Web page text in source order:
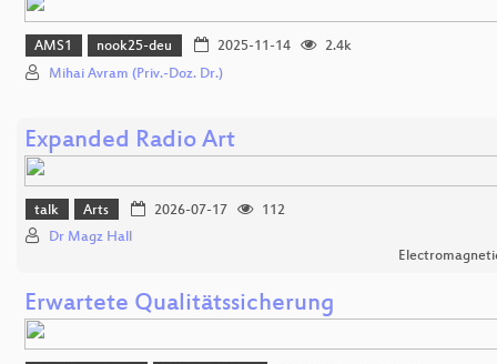
AMS1 nook25-deu 2025-11-14
2.4k
Mihai Avram (Priv.-Doz. Dr.)
Expanded Radio Art
talk Arts 2026-07-17
112
Dr Magz Hall
Erwartete Qualitätssicherung